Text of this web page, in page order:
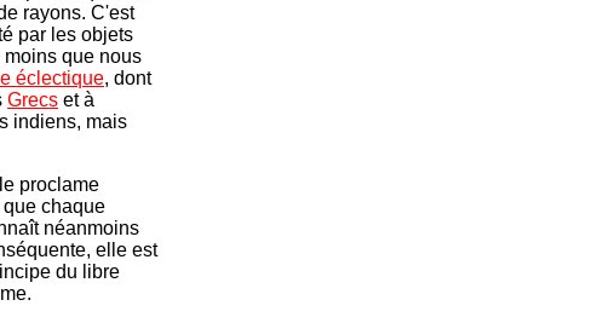
rayons. C'est
par les objets
que nous
éclectique, dont
Grecs et à
indiens, mais
proclame
chaque
néanmoins
elle est
du libre